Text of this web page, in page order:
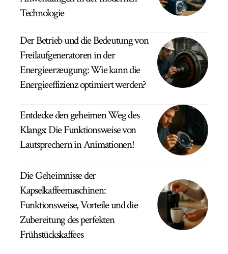
Technologie
Der Betrieb und die Bedeutung von
Freilaufgeneratoren in der
Energieerzeugung: Wie kann die
Energieeffizienz optimiert werden?
Entdecke den geheimen Weg des
Klangs: Die Funktionsweise von
Lautsprechern in Animationen!
Die Geheimnisse der
Kapselkaffeemaschinen:
Funktionsweise, Vorteile und die
Zubereitung des perfekten
Frühstückskaffees